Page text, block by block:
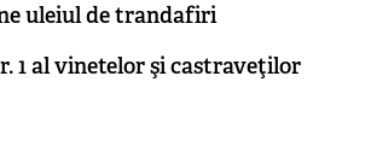
uleiul de trandafiri
1 al vinetelor şi castraveţilor